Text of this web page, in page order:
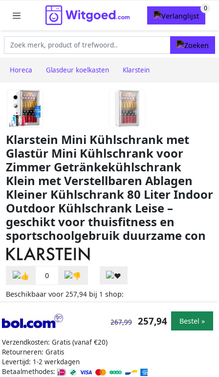
Horeca Glasdeur koelkasten Klarstein
Klarstein Mini Kühlschrank met
Glastür Mini Kühlschrank voor
Zimmer Getränkekühlschrank
Klein met Verstellbaren Ablagen
Kleiner Kühlschrank 80 Liter Indoor
Outdoor Kühlschrank Leise –
geschikt voor thuisfitness en
sportschoolgebruik duurzame con
0
Beschikbaar voor 257,94 bij 1 shop:
Verzendkosten: Gratis (vanaf €20)
Retourneren: Gratis
Levertijd: 1-2 werkdagen
Betaalmethodes:
267,99 257,94 Bestel »